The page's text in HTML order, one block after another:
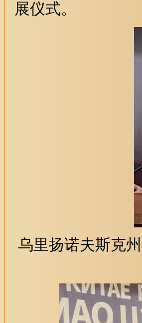
展仪式。
乌里扬诺夫斯克